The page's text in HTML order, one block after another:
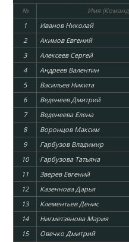
№ Имя
1
Иванов Николай
2
Акимов Евгений
3
Алексеев Сергей
4
Андреев Валентин
5
Васильев Никита
6
Веденеев Дмитрий
7
Веденеева Елена
8
Воронцов Максим
9
Гарбузов Владимир
10
Гарбузова Татьяна
11
Зверев Евгений
12
Казеннова Дарья
13
Клементьев Денис
14
Нигметзянова Мария
15
Овечко Дмитрий